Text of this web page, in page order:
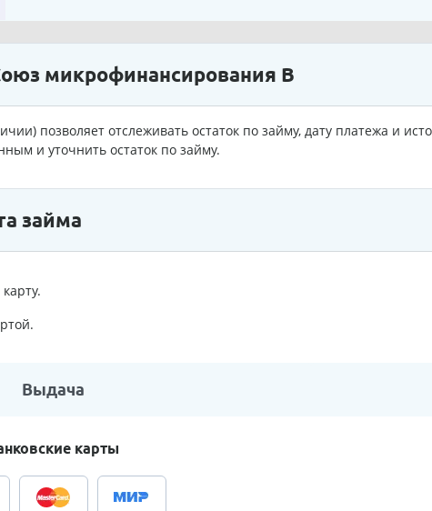
микрофинансирования В
позволяет отслеживать остаток по займу, дату платежа и
и уточнить остаток по займу.
займа
Выдача
карты